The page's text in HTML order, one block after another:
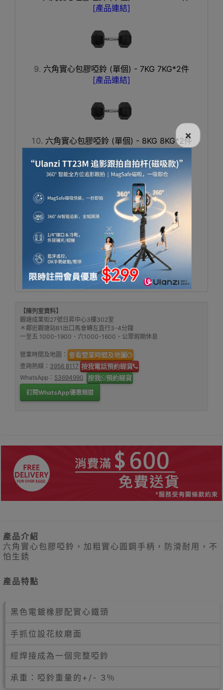
[產品連結]
六角實心包膠啞鈴 (單個) - 7KG 7KG*2件
[產品連結]
六角實心包膠啞鈴 (單個) - 8KG 8KG*2件
六角實心包膠啞鈴 (單個) - 9KG 9KG*2件
[產品連結]
【陳列室資料】
觀塘成業街27號日昇中心3樓302室
＊鄰近觀塘站B1出口馬會轉左直行3-4分鐘
一至五 1000-1900、六1000-1600、公眾假期休息
營業時間及地圖： 查看營業時間及地圖
查詢熱線： 3956 8117 按我電話預約睇貨
WhatsApp： 53694990 按我 預約睇貨
訂閱WhatsApp優惠頻道
產品介紹
六角實心包膠啞鈴，加粗實心圓鋼手柄，防滑耐用，不
怕生銹
產品特點
黑色電鍍橡膠配實心鐵頭
手抓位設花紋磨面
經焊接成為一個完整啞鈴
承重：啞鈴重量的+/- 3％
×